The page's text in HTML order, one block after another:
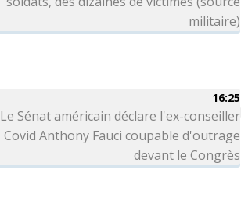
militaire)
16:25
Le Sénat américain déclare l'ex-conseiller
Covid Anthony Fauci coupable d'outrage
devant le Congrès